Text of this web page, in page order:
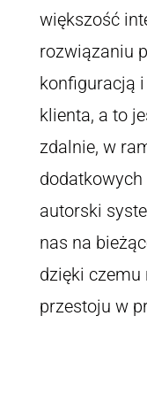
większość
rozwiązaniu
konfiguracją
klienta, a to
zdalnie, w
dodatkowych
autorski
nas na
dzięki czemu
przestoju w